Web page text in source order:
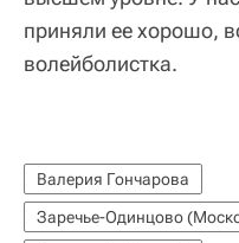
приняли ее хорошо,
волейболистка.
Валерия Гончарова
Заречье-Одинцово